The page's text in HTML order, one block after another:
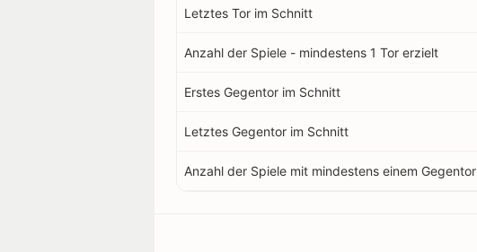
Letztes Tor im Schnitt
Anzahl der Spiele - mindestens 1 Tor erzielt
Erstes Gegentor im Schnitt
Letztes Gegentor im Schnitt
Anzahl der Spiele mit mindestens einem Gegentor